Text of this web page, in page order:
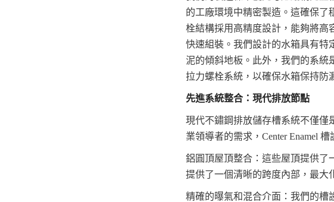
的工廠環境中精密製造。這確保了
栓結構採用高精度設計，能夠將高
快速組裝。我們設計的水箱具有特
泥的傾斜地板。此外，我們的系
拉力螺栓系統，以確保水箱保持防
先進系統整合：現代排放節點
現代不鏽鋼排放儲存槽系統不僅僅
業領導者的需求，Center Enamel
鋁圓頂屋頂整合：這些屋頂提供了
提供了一個清晰的跨度內部，最大
精確的曝氣和混合介面：我們的槽